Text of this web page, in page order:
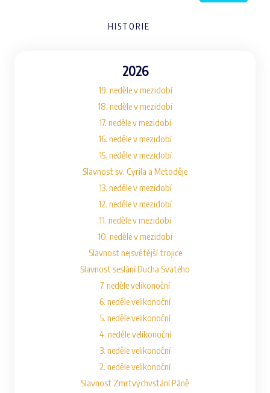
HISTORIE
2026
19. neděle v mezidobí
18. neděle v mezidobí
17. neděle v mezidobí
16. neděle v mezidobí
15. neděle v mezidobí
Slavnost sv. Cyrila a Metoděje
13. neděle v mezidobí
12. neděle v mezidobí
11. neděle v mezidobí
10. neděle v mezidobí
Slavnost nejsvětější trojice
Slavnost seslání Ducha Svatého
7. neděle velikonoční
6. neděle velikonoční
5. neděle velikonoční
4. neděle velikonoční
3. neděle velikonoční
2. neděle velikonoční
Slavnost Zmrtvýchvstání Páně